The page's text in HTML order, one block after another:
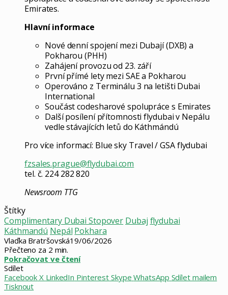
Emirates.
Hlavní informace
Nové denní spojení mezi Dubají (DXB) a
Pokharou (PHH)
Zahájení provozu od 23. září
První přímé lety mezi SAE a Pokharou
Operováno z Terminálu 3 na letišti Dubai
International
Součást codesharové spolupráce s Emirates
Další posílení přítomnosti flydubai v Nepálu
vedle stávajících letů do Káthmándú
Pro více informací: Blue sky Travel / GSA flydubai
fzsales.prague@flydubai.com
tel. č. 224 282 820
Newsroom TTG
Štítky
Complimentary Dubai Stopover Dubaj flydubai
Káthmandú Nepál Pokhara
Vlaďka Bratršovská19/06/2026
Přečteno za 2 min.
Pokračovat ve čtení
Sdílet
Facebook X LinkedIn Pinterest Skype WhatsApp Sdílet mailem
Tisknout